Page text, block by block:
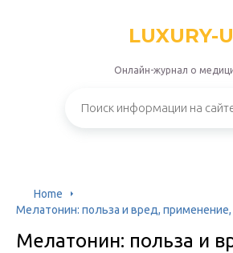
LUXURY-
Онлайн-журнал о
Home
Мелатонин: польза и вред, применение,
Мелатонин: польза и